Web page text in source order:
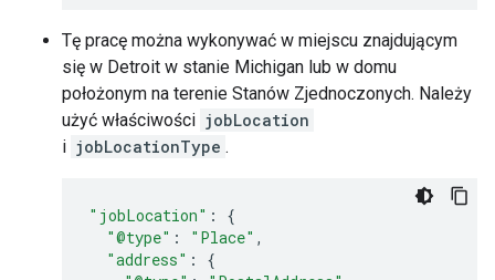
Tę pracę można wykonywać w miejscu znajdującym
się w Detroit w stanie Michigan lub w domu
położonym na terenie Stanów Zjednoczonych. Należy
użyć właściwości jobLocation
i jobLocationType .
"jobLocation" :
{
"@type" : "Place" ,
"address" :
{